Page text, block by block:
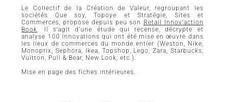
Le Collectif de la Création de Valeur, regroupant les
sociétés Que soy, Topoye et Stratégie, Sites et
Commerces, propose depuis peu son Retail Innov’action
Book. Il s’agit d’une étude qui recense, décrypte et
analyse 100 innovations qui ont été mise en œuvre dans
les lieux de commerces du monde entier (Weston, Nike,
Monoprix, Sephora, Ikea, Topshop, Lego, Zara, Starbucks,
Vuitton, Pull & Bear, New Look, etc.).
Mise en page des fiches intérieures.